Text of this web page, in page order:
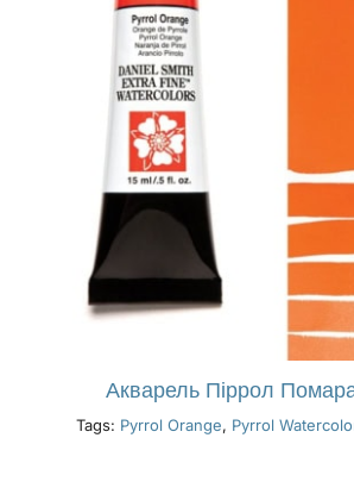
Акварель Піррол
Tags: Pyrrol Orange, Pyrrol